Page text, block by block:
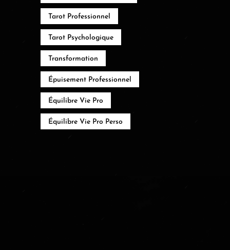
Tarot Professionnel
Tarot Psychologique
Transformation
Épuisement Professionnel
Équilibre Vie Pro
Équilibre Vie Pro Perso